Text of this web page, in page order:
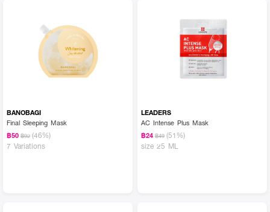
BANOBAGI
Final Sleeping Mask
฿50 ฿92 (46%)
7 Variations
LEADERS
AC Intense Plus Mask
฿24 ฿49 (51%)
size 25 ML